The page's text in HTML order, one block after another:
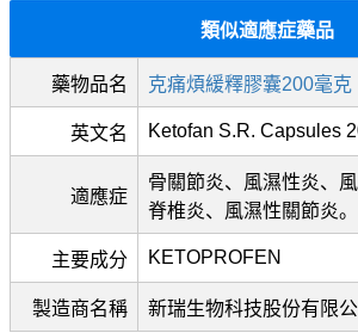
類似適應症藥品
藥物品名 克痛煩緩釋膠囊200毫克
英文名 Ketofan S.R. Capsules
適應症
骨關節炎、風濕性炎、
脊椎炎、風濕性關節炎。
主要成分 KETOPROFEN
製造商名稱 新瑞生物科技股份有限